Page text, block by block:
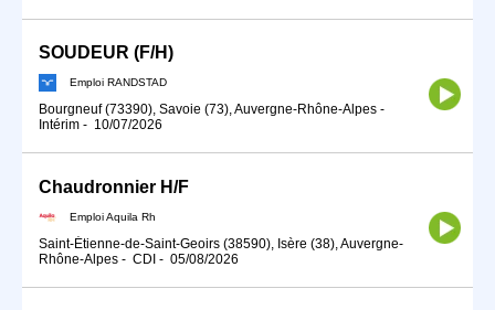
SOUDEUR (F/H)
Emploi RANDSTAD
Bourgneuf (73390), Savoie (73), Auvergne-Rhône-Alpes -
Intérim - 10/07/2026
Chaudronnier H/F
Emploi Aquila Rh
Saint-Étienne-de-Saint-Geoirs (38590), Isère (38), Auvergne-
Rhône-Alpes - CDI - 05/08/2026